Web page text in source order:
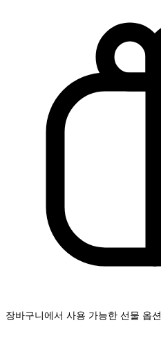
장바구니에서 사용 가능한 선물 옵션